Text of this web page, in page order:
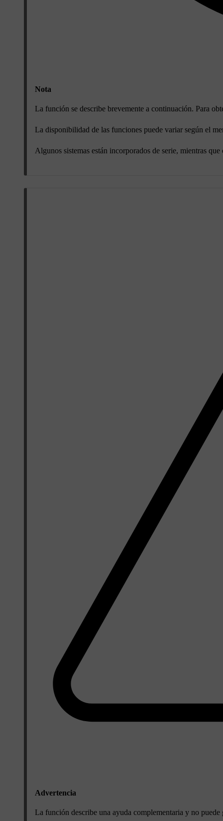
Nota
La función se describe brevemente a continuación. Para
La disponibilidad de las funciones puede variar según el
Algunos sistemas están incorporados de serie, mientras
Advertencia
La función describe una ayuda complementaria y no